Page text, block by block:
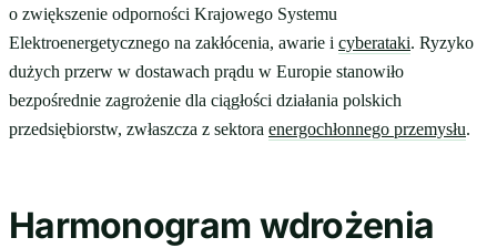
o zwiększenie odporności Krajowego Systemu
Elektroenergetycznego na zakłócenia, awarie i cyberataki. Ryzyko
dużych przerw w dostawach prądu w Europie stanowiło
bezpośrednie zagrożenie dla ciągłości działania polskich
przedsiębiorstw, zwłaszcza z sektora energochłonnego przemysłu.
Harmonogram wdrożenia